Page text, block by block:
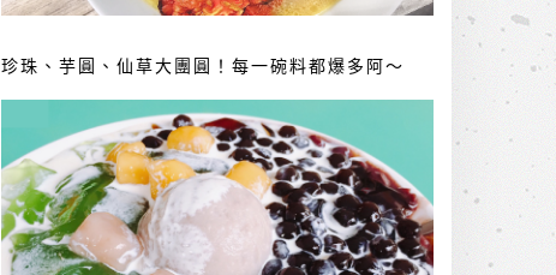
珍珠、芋圓、仙草大團圓！每一碗料都爆多阿～